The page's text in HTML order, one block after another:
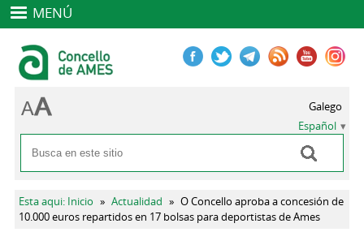
MENÚ
Formulario de búsqueda
Buscar
Galego
Español
Se encuentra usted aquí
Esta aqui: Inicio » Actualidad » O Concello aproba a concesión de
10.000 euros repartidos en 17 bolsas para deportistas de Ames